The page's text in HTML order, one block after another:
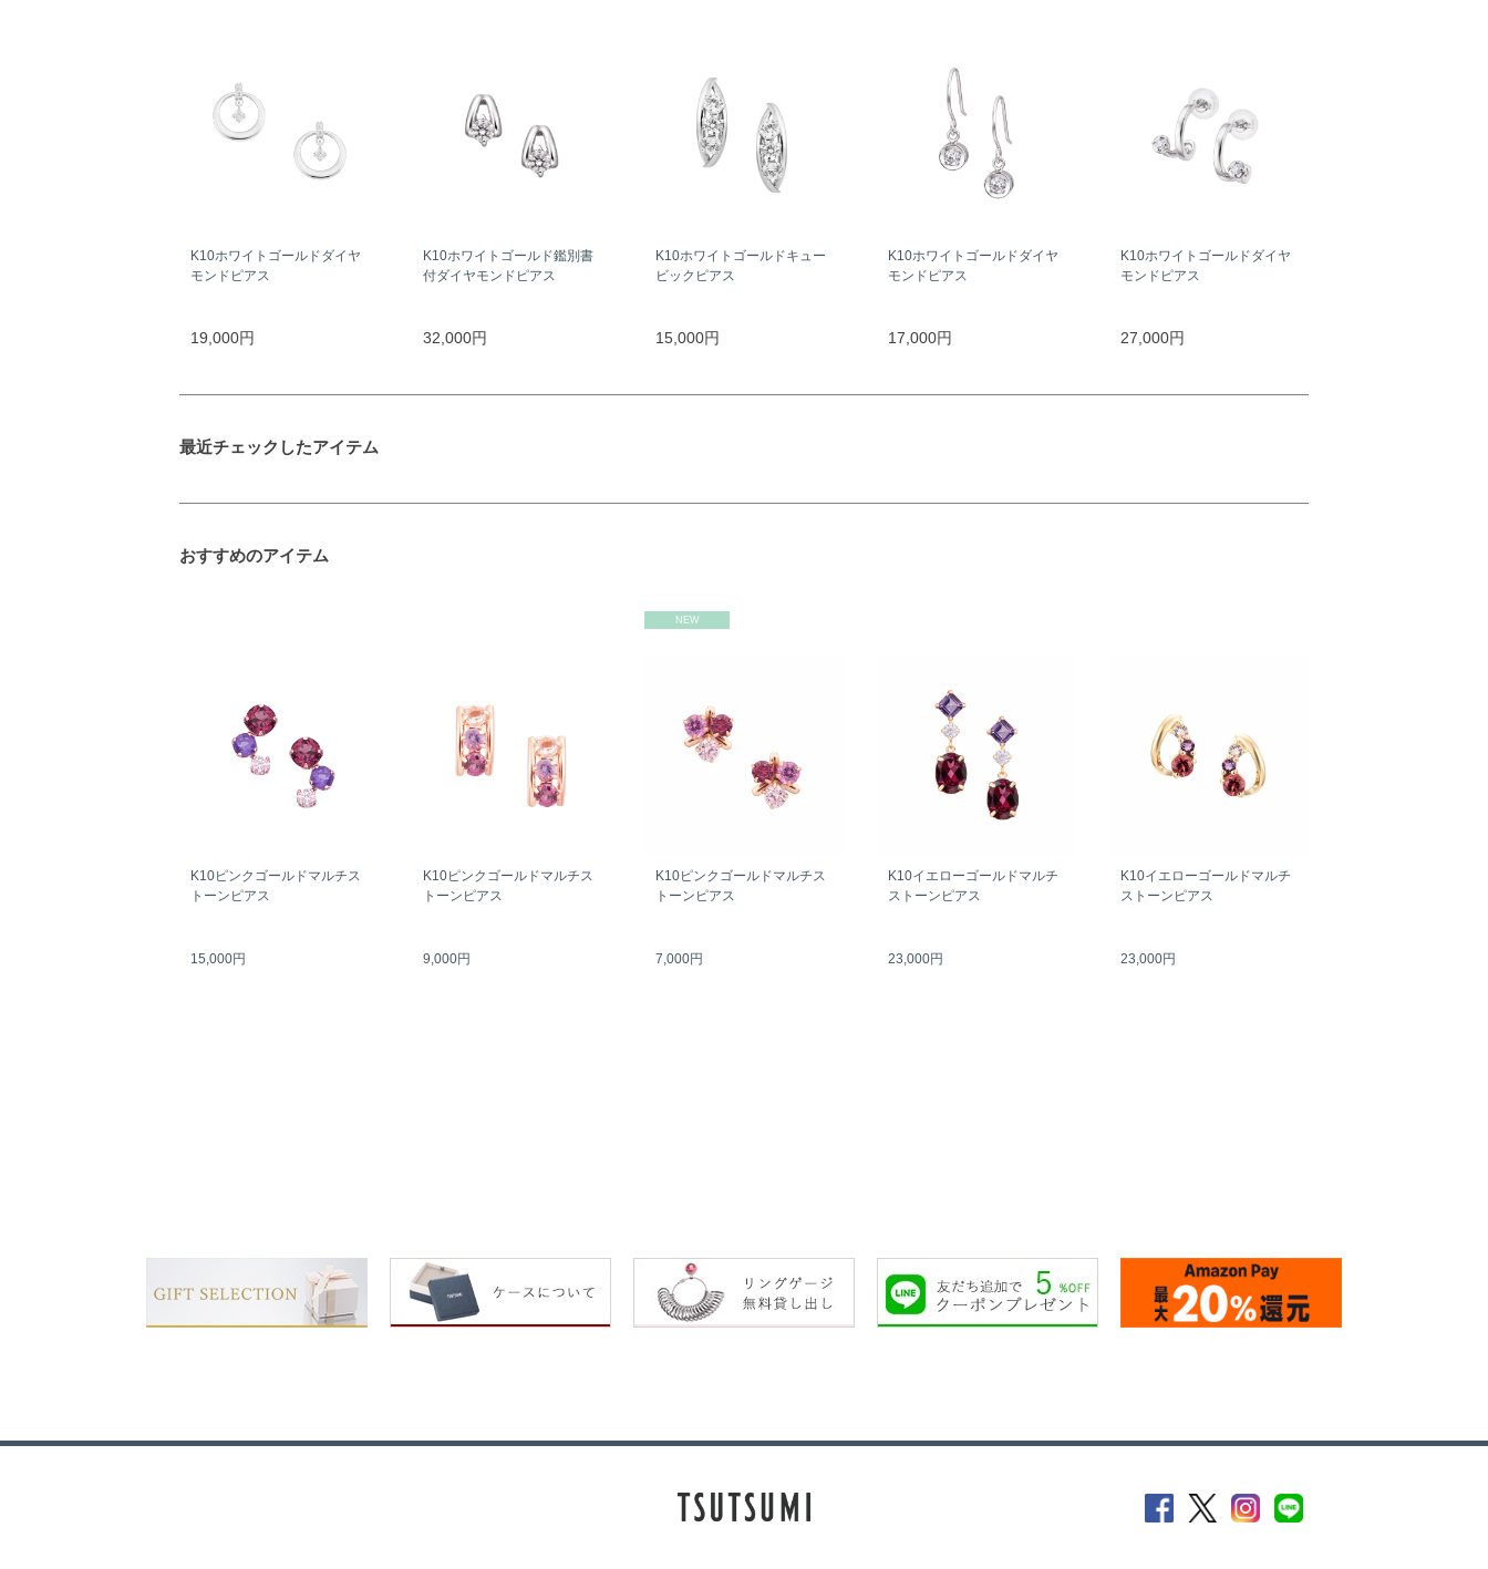
K10ホワイトゴールドダイヤ
モンドピアス
19,000円
K10ホワイトゴールド鑑別書
付ダイヤモンドピアス
32,000円
K10ホワイトゴールドキュー
ビックピアス
15,000円
K10ホワイトゴールドダイヤ
モンドピアス
17,000円
K10ホワイトゴールドダイヤ
モンドピアス
27,000円
最近チェックしたアイテム
おすすめのアイテム
K10ピンクゴールドマルチス
トーンピアス
15,000円
K10ピンクゴールドマルチス
トーンピアス
9,000円
NEW
K10ピンクゴールドマルチス
トーンピアス
7,000円
K10イエローゴールドマルチ
ストーンピアス
23,000円
K10イエローゴールドマルチ
ストーンピアス
23,000円